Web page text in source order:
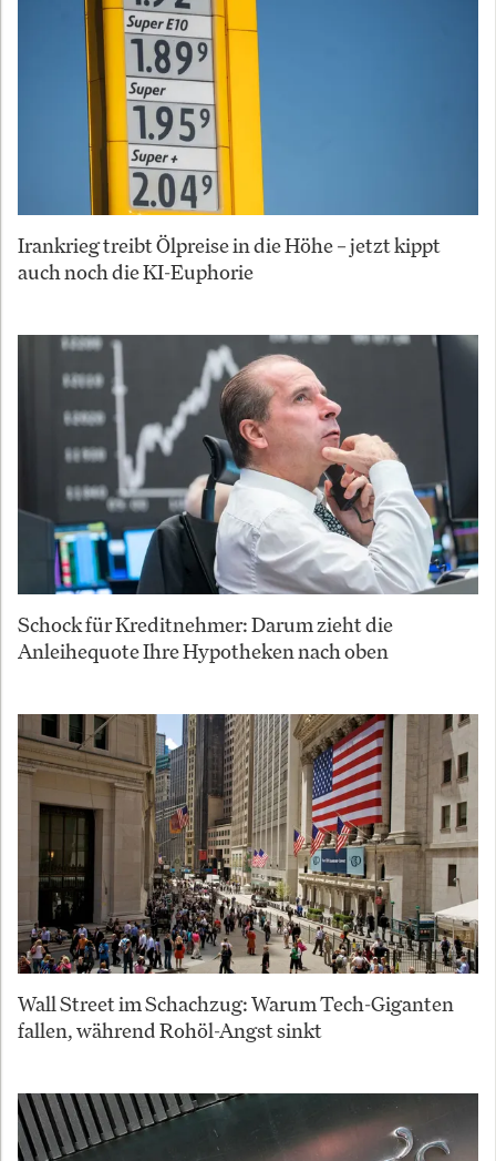
Irankrieg treibt Ölpreise in die Höhe – jetzt kippt
auch noch die KI-Euphorie
Schock für Kreditnehmer: Darum zieht die
Anleihequote Ihre Hypotheken nach oben
Wall Street im Schachzug: Warum Tech-Giganten
fallen, während Rohöl-Angst sinkt